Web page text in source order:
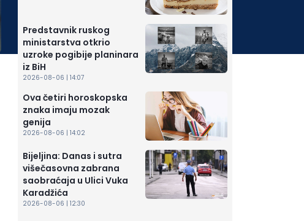
Predstavnik ruskog
ministarstva otkrio
uzroke pogibije planinara
iz BiH
2026-08-06 | 14:07
Ova četiri horoskopska
znaka imaju mozak
genija
2026-08-06 | 14:02
Bijeljina: Danas i sutra
višečasovna zabrana
saobraćaja u Ulici Vuka
Karadžića
2026-08-06 | 12:30